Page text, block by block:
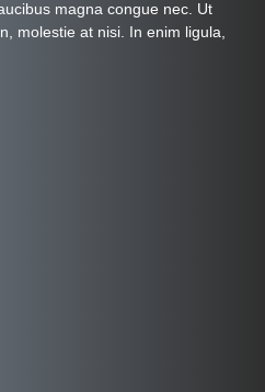
magna congue nec. Ut
molestie at nisi. In enim ligula,